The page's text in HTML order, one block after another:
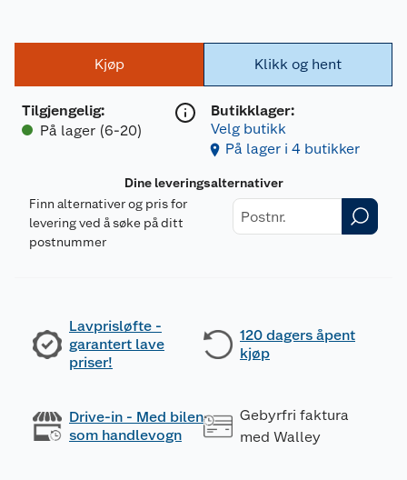
Kjøp
Tilgjengelig:
På lager (6-20)
Klikk og hent
Butikklager:
Velg butikk
På lager i 4 butikker
Dine leveringsalternativer
Finn alternativer og pris for
levering ved å søke på ditt
postnummer
Lavprisløfte -
garantert lave
priser!
120 dagers åpent
kjøp
Drive-in - Med bilen
som handlevogn
Gebyrfri faktura
med Walley